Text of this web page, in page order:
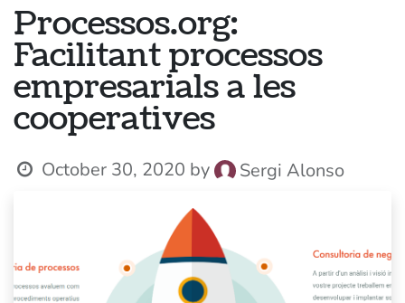
Processos.org:
Facilitant processos
empresarials a les
cooperatives
October 30, 2020 by Sergi Alonso